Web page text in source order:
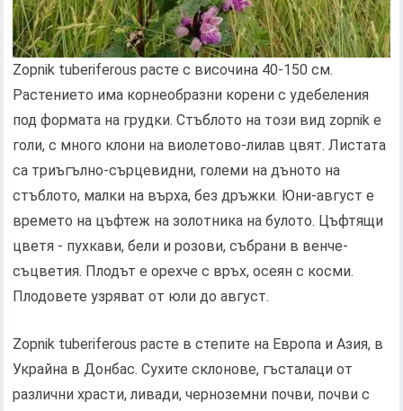
Zopnik tuberiferous расте с височина 40-150 см.
Растението има корнеобразни корени с удебеления
под формата на грудки. Стъблото на този вид zopnik е
голи, с много клони на виолетово-лилав цвят. Листата
са триъгълно-сърцевидни, големи на дъното на
стъблото, малки на върха, без дръжки. Юни-август е
времето на цъфтеж на золотника на булото. Цъфтящи
цветя - пухкави, бели и розови, събрани в венче-
съцветия. Плодът е орехче с връх, осеян с косми.
Плодовете узряват от юли до август.
Zopnik tuberiferous расте в степите на Европа и Азия, в
Украйна в Донбас. Сухите склонове, гъсталаци от
различни храсти, ливади, черноземни почви, почви с